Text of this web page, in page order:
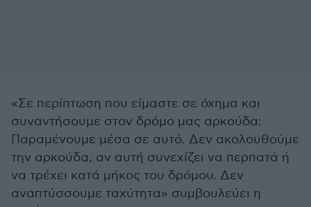
«Σε περίπτωση που είμαστε σε όχημα και
συναντήσουμε στον δρόμο μας αρκούδα:
Παραμένουμε μέσα σε αυτό. Δεν ακολουθούμε
την αρκούδα, αν αυτή συνεχίζει να περπατά ή
να τρέχει κατά μήκος του δρόμου. Δεν
αναπτύσσουμε ταχύτητα» συμβουλεύει η